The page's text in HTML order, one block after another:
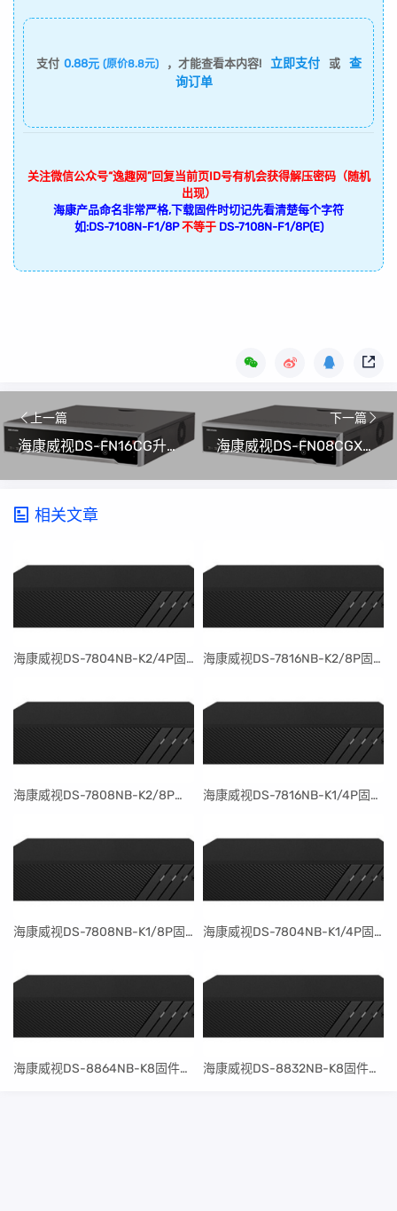
支付 0.88元 (原价8.8元) ，才能查看本内容! 立即支付 或
查
询订单
关注微信公众号“逸趣网”回复当前页ID号有机会获得解压密码（随机
出现）
海康产品命名非常严格,下载固件时切记先看清楚每个字符
如:DS-7108N-F1/8P 不等于 DS-7108N-F1/8P(E)
上一篇
海康威视DS-FN16CG升级包V4.50.000 Build 210125(可解绑萤石云)
下一篇
海康威视DS-FN08CGX升级包V4.50.000 Build 210125(可解绑萤石云)
相关文章
​海康威视DS-7804NB-K2/4P固件升级包V4.30.097build240401 ​海康威视DS-7816NB-K2/8P固件升级包V4.30.097build240401
​海康威视DS-7808NB-K2/8P固件升级包V4.30.097build240401 ​海康威视DS-7816NB-K1/4P固件升级包V4.30.097build240401
​海康威视DS-7808NB-K1/8P固件升级包V4.30.097build240401 ​海康威视DS-7804NB-K1/4P固件升级包V4.30.097build240401
​海康威视DS-8864NB-K8固件升级包V4.30.097build240401 ​海康威视DS-8832NB-K8固件升级包V4.30.097build240401